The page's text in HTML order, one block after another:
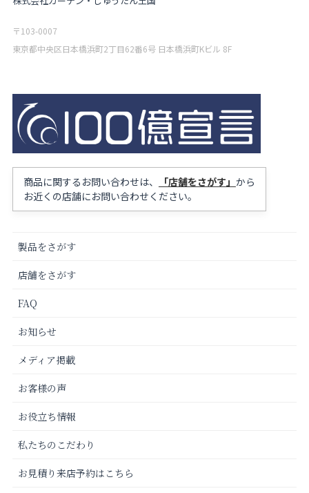
〒103-0007
東京都中央区日本橋浜町2丁目62番6号 日本橋浜町Kビル 8F
商品に関するお問い合わせは、 「店舗をさがす」 から
お近くの店舗にお問い合わせください。
製品をさがす
店舗をさがす
FAQ
お知らせ
メディア掲載
お客様の声
お役立ち情報
私たちのこだわり
お見積り来店予約はこちら